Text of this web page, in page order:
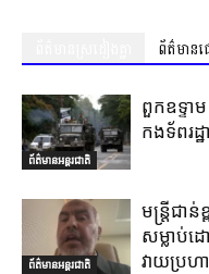
ព័ត៌មាន
ព័ត៌មានអន្តរជាតិ
ពួកឧទ្ទា
កងទ័ពរដ្
ព័ត៌មានអន្តរជាតិ
មន្ត្រីជា
សម្លាប់ដ
វាយប្រហ